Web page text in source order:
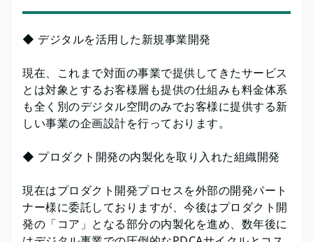
◆ デジタルを活用した新規事業開発
現在、これまで対面の事業で提供してきたサービス
とは対象とするお客様層も提供の仕組みも料金体系
も全く別のデジタル空間のみでお客様に提供する新
しい事業の企画設計を行っております。
◆ プロダクト開発の内製化を取り入れた組織開発
現在はプロダクト開発プロセスを外部の開発パート
ナー様に委託しておりますが、今後はプロダクト開
発の「コア」となる部分の内製化を進め、数年後に